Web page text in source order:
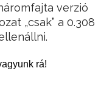
verzió
„csak” a 0.308
rá!